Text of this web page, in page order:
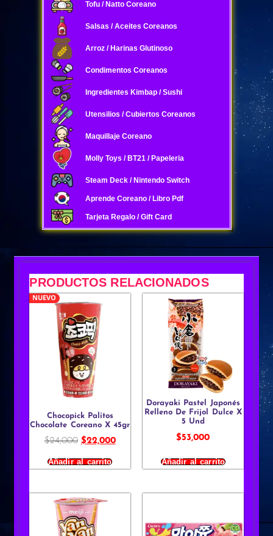
Tofu / Natto Coreano
Salsas / Aceites Coreanos
Arroz / Harinas Glutinoso
Condimentos Coreanos
Ingredientes Kimbap / Sushi
Utensilios / Cubiertos Coreanos
Maquillaje Coreano
Molly Toys / BT21 / Papeleria
Steam Deck / Nintendo Switch
Aprende Coreano / Libro Pdf
Tarjeta Regalo / Gift Card
PRODUCTOS RELACIONADOS
NUEVO
Chocopick Palitos
Chocolate Coreano X 45gr
$24,000 $22,000
Añadir al carrito
Dorayaki Pastel Japonés
Relleno De Frijol Dulce X
5 Und
$53,000
Añadir al carrito